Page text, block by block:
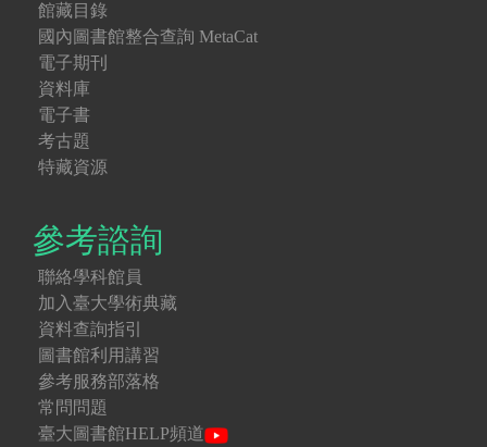
館藏目錄
國內圖書館整合查詢 MetaCat
電子期刊
資料庫
電子書
考古題
特藏資源
參考諮詢
聯絡學科館員
加入臺大學術典藏
資料查詢指引
圖書館利用講習
參考服務部落格
常問問題
臺大圖書館HELP頻道